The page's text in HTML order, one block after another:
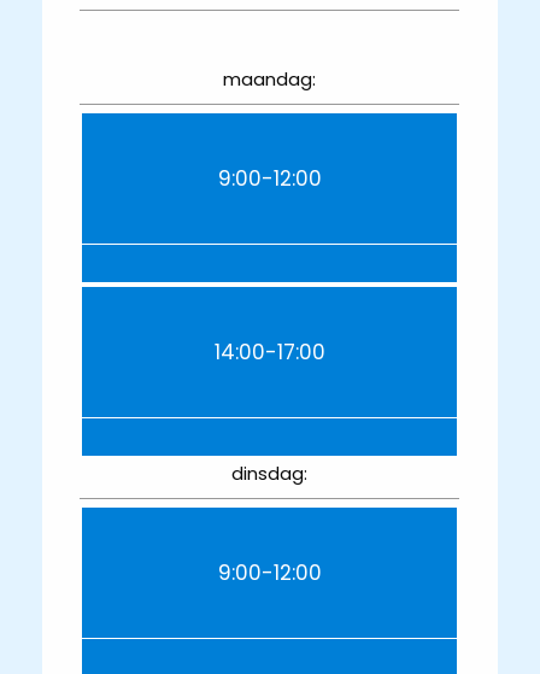
maandag:
9:00-12:00
14:00-17:00
dinsdag:
9:00-12:00